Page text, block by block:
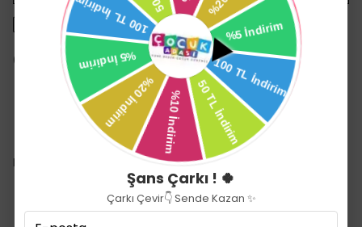
1500 TL üzeri ücretsiz kargo
14 gün içinde iade değişim
Ürün Açıklaması
DR. GLUTEN GLUTENSİZ MUZLU GOFRET 100 GR.
Şans Çarkı ! 🍀
Çarkı Çevir👇 Sende Kazan ✨